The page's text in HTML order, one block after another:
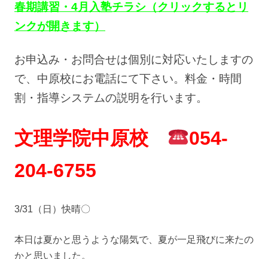
春期講習・4月入塾チラシ（クリックするとリ
ンクが開きます）
お申込み・お問合せは個別に対応いたしますの
で、中原校にお電話にて下さい。料金・時間
割・指導システムの説明を行います。
文理学院中原校
054-
204-6755
3/31（日）快晴〇
本日は夏かと思うような陽気で、夏が一足飛びに来たの
かと思いました。